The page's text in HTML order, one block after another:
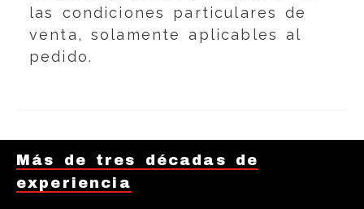
las condiciones particulares de
venta, solamente aplicables al
pedido.
Más de tres décadas de
experiencia